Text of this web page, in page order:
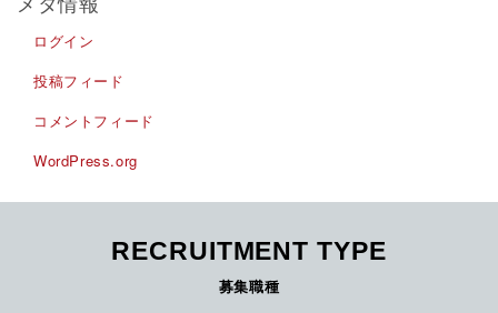
ログイン
投稿フィード
コメントフィード
WordPress.org
RECRUITMENT TYPE
募集職種